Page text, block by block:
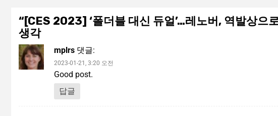
“[CES 2023] ‘폴더블 대신 듀얼’…레노버, 역발상으
생각
mplrs 댓글:
2023-01-21, 3:20 오전
Good post.
답글